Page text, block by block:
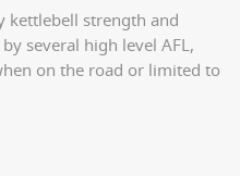
kettlebell strength and
several high level AFL,
on the road or limited to